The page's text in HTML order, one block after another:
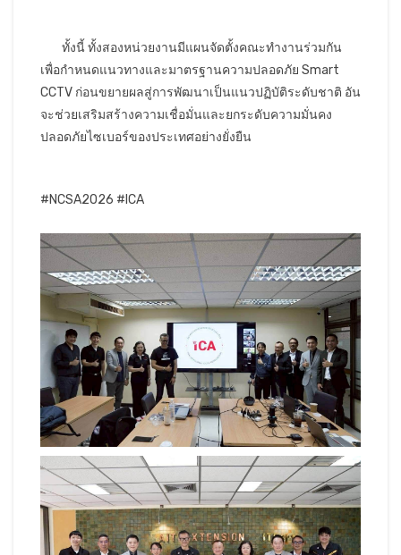
ทั้งนี้ ทั้งสองหน่วยงานมีแผนจัดตั้งคณะทำงานร่วมกัน
เพื่อกำหนดแนวทางและมาตรฐานความปลอดภัย Smart
CCTV ก่อนขยายผลสู่การพัฒนาเป็นแนวปฏิบัติระดับชาติ อัน
จะช่วยเสริมสร้างความเชื่อมั่นและยกระดับความมั่นคง
ปลอดภัยไซเบอร์ของประเทศอย่างยั่งยืน
#NCSA2026 #ICA